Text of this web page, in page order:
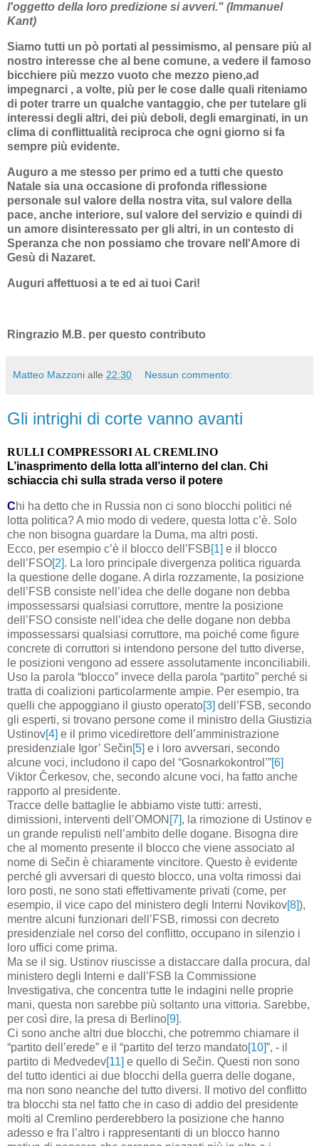
l'oggetto della loro predizione si avveri." (Immanuel
Kant)
Siamo tutti un pò portati al pessimismo, al pensare più al
nostro interesse che al bene comune, a vedere il famoso
bicchiere più mezzo vuoto che mezzo pieno,ad
impegnarci , a volte, più per le cose dalle quali riteniamo
di poter trarre un qualche vantaggio, che per tutelare gli
interessi degli altri, dei più deboli, degli emarginati, in un
clima di conflittualità reciproca che ogni giorno si fa
sempre più evidente.
Auguro a me stesso per primo ed a tutti che questo
Natale sia una occasione di profonda riflessione
personale sul valore della nostra vita, sul valore della
pace, anche interiore, sul valore del servizio e quindi di
un amore disinteressato per gli altri, in un contesto di
Speranza che non possiamo che trovare nell'Amore di
Gesù di Nazaret.
Auguri affettuosi a te ed ai tuoi Cari!
Ringrazio M.B. per questo contributo
Matteo Mazzoni alle 22:30 Nessun commento:
Gli intrighi di corte vanno avanti
RULLI COMPRESSORI AL CREMLINO
L’inasprimento della lotta all’interno del clan. Chi
schiaccia chi sulla strada verso il potere
Chi ha detto che in Russia non ci sono blocchi politici né
lotta politica? A mio modo di vedere, questa lotta c’è. Solo
che non bisogna guardare la Duma, ma altri posti.
Ecco, per esempio c’è il blocco dell’FSB[1] e il blocco
dell’FSO[2]. La loro principale divergenza politica riguarda
la questione delle dogane. A dirla rozzamente, la posizione
dell’FSB consiste nell’idea che delle dogane non debba
impossessarsi qualsiasi corruttore, mentre la posizione
dell’FSO consiste nell’idea che delle dogane non debba
impossessarsi qualsiasi corruttore, ma poiché come figure
concrete di corruttori si intendono persone del tutto diverse,
le posizioni vengono ad essere assolutamente inconciliabili.
Uso la parola “blocco” invece della parola “partito” perché si
tratta di coalizioni particolarmente ampie. Per esempio, tra
quelli che appoggiano il giusto operato[3] dell’FSB, secondo
gli esperti, si trovano persone come il ministro della Giustizia
Ustinov[4] e il primo vicedirettore dell’amministrazione
presidenziale Igor’ Sečin[5] e i loro avversari, secondo
alcune voci, includono il capo del “Gosnarkokontrol’”[6]
Viktor Čerkesov, che, secondo alcune voci, ha fatto anche
rapporto al presidente.
Tracce delle battaglie le abbiamo viste tutti: arresti,
dimissioni, interventi dell’OMON [7], la rimozione di Ustinov e
un grande repulisti nell’ambito delle dogane. Bisogna dire
che al momento presente il blocco che viene associato al
nome di Sečin è chiaramente vincitore. Questo è evidente
perché gli avversari di questo blocco, una volta rimossi dai
loro posti, ne sono stati effettivamente privati (come, per
esempio, il vice capo del ministero degli Interni Novikov[8]),
mentre alcuni funzionari dell’FSB, rimossi con decreto
presidenziale nel corso del conflitto, occupano in silenzio i
loro uffici come prima.
Ma se il sig. Ustinov riuscisse a distaccare dalla procura, dal
ministero degli Interni e dall’FSB la Commissione
Investigativa, che concentra tutte le indagini nelle proprie
mani, questa non sarebbe più soltanto una vittoria. Sarebbe,
per così dire, la presa di Berlino[9].
Ci sono anche altri due blocchi, che potremmo chiamare il
“partito dell’erede” e il “partito del terzo mandato[10]”, - il
partito di Medvedev[11] e quello di Sečin. Questi non sono
del tutto identici ai due blocchi della guerra delle dogane,
ma non sono neanche del tutto diversi. Il motivo del conflitto
tra blocchi sta nel fatto che in caso di addio del presidente
molti al Cremlino perderebbero la posizione che hanno
adesso e fra l’altro i rappresentanti di un blocco hanno